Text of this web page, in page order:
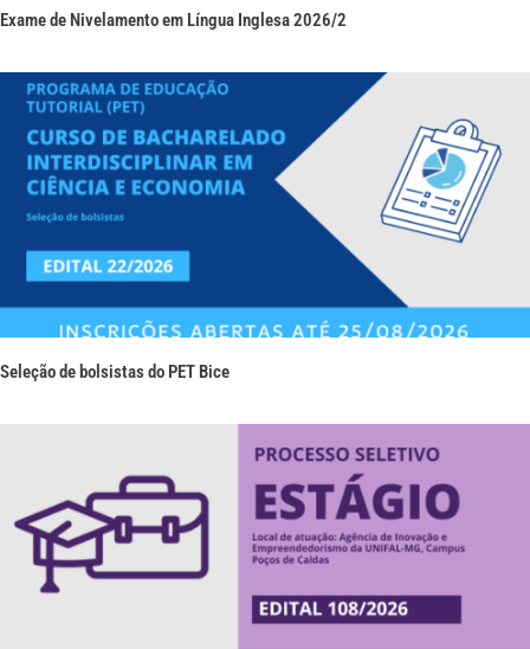
Exame de Nivelamento em Língua Inglesa 2026/2
Seleção de bolsistas do PET Bice